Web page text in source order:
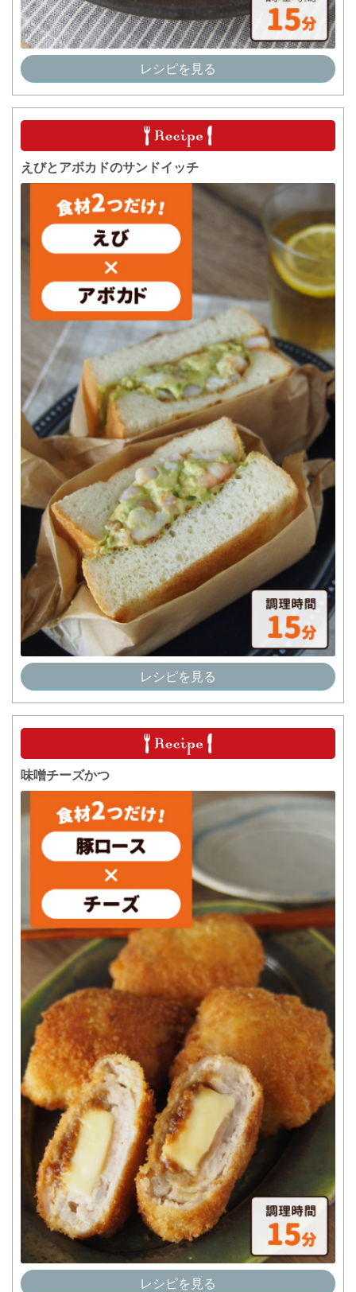
レシピを見る
えびとアボカドのサンドイッチ
レシピを見る
味噌チーズかつ
レシピを見る